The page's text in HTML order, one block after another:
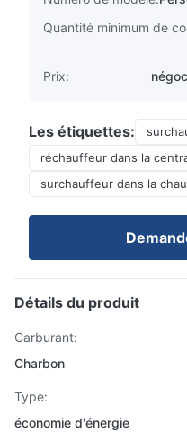
Quantité minimum de
Prix:
Les étiquettes:
réchauffeur dans la
surchauffeur dans la
Détails du produit
Carburant:
Charbon
Type:
économie d'énergie